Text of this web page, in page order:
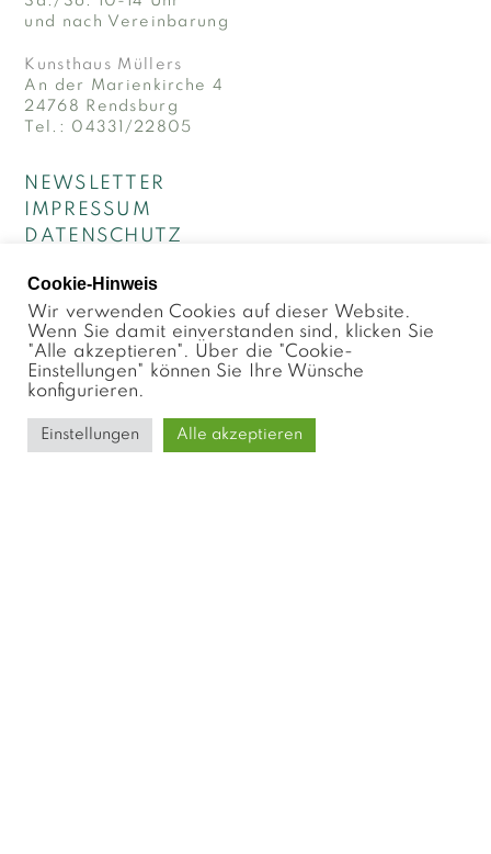
© 2026 Kunsthaus Müllers · Galerie für Kunst
der Gegenwart
und nach Vereinbarung
Kunsthaus Müllers
An der Marienkirche 4
24768 Rendsburg
Tel.: 04331/22805
NEWSLETTER
IMPRESSUM
DATENSCHUTZ
Cookie-Hinweis
Wir verwenden Cookies auf dieser Website.
Wenn Sie damit einverstanden sind, klicken Sie
"Alle akzeptieren". Über die "Cookie-
Einstellungen" können Sie Ihre Wünsche
konfigurieren.
Einstellungen Alle akzeptieren